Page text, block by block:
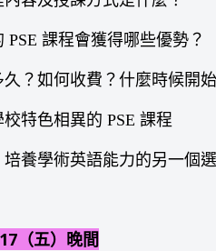
課程會獲得哪些優勢？
？如何收費？什麼時候開
特色相異的 PSE 課程
養學術英語能力的另一個
（五）晚間